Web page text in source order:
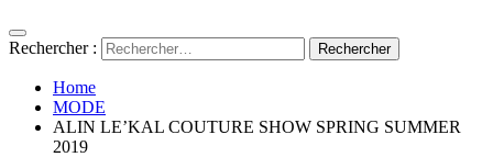
Rechercher :
Home
MODE
ALIN LE’KAL COUTURE SHOW SPRING SUMMER
2019